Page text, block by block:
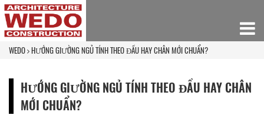
WEDO HƯỚNG GIƯỜNG NGỦ TÍNH THEO ĐẦU HAY CHÂN MỚI CHUẨN?
HƯỚNG GIƯỜNG NGỦ TÍNH THEO ĐẦU HAY CHÂN
MỚI CHUẨN?